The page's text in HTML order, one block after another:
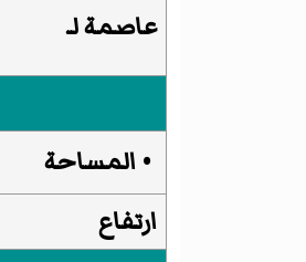
عاصمة لـ
• المساحة
ارتفاع